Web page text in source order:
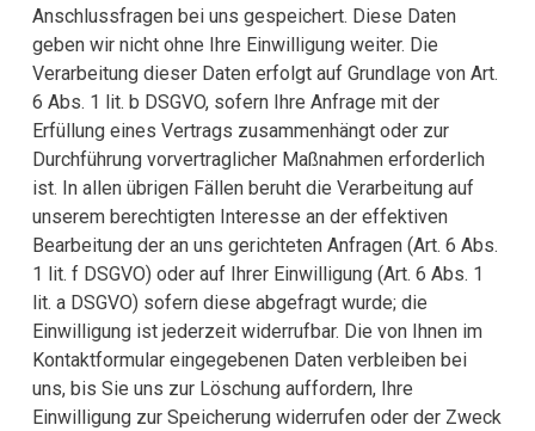
Anschlussfragen bei uns gespeichert. Diese Daten
geben wir nicht ohne Ihre Einwilligung weiter. Die
Verarbeitung dieser Daten erfolgt auf Grundlage von Art.
6 Abs. 1 lit. b DSGVO, sofern Ihre Anfrage mit der
Erfüllung eines Vertrags zusammenhängt oder zur
Durchführung vorvertraglicher Maßnahmen erforderlich
ist. In allen übrigen Fällen beruht die Verarbeitung auf
unserem berechtigten Interesse an der effektiven
Bearbeitung der an uns gerichteten Anfragen (Art. 6 Abs.
1 lit. f DSGVO) oder auf Ihrer Einwilligung (Art. 6 Abs. 1
lit. a DSGVO) sofern diese abgefragt wurde; die
Einwilligung ist jederzeit widerrufbar. Die von Ihnen im
Kontaktformular eingegebenen Daten verbleiben bei
uns, bis Sie uns zur Löschung auffordern, Ihre
Einwilligung zur Speicherung widerrufen oder der Zweck